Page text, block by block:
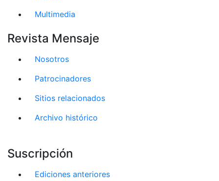
Multimedia
Revista Mensaje
Nosotros
Patrocinadores
Sitios relacionados
Archivo histórico
Suscripción
Ediciones anteriores